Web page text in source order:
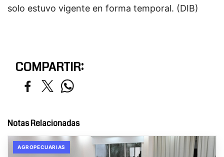
solo estuvo vigente en forma temporal. (DIB)
COMPARTIR:
Notas Relacionadas
AGROPECUARIAS